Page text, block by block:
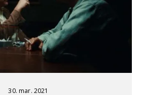
30. mar. 2021